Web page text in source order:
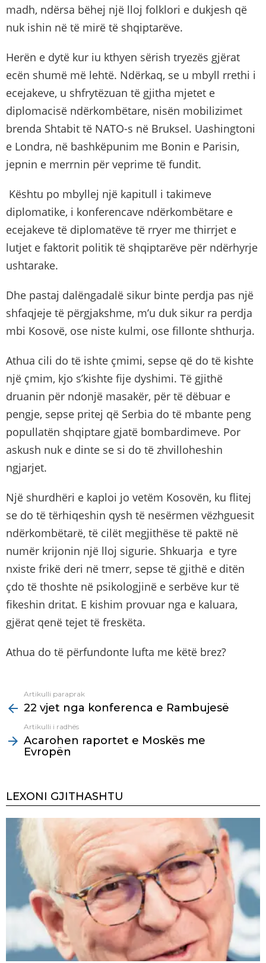
madh, ndërsa bëhej një lloj folklori e dukjesh që
nuk ishin në të mirë të shqiptarëve.
Herën e dytë kur iu kthyen sërish tryezës gjërat
ecën shumë më lehtë. Ndërkaq, se u mbyll rrethi i
ecejakeve, u shfrytëzuan të gjitha mjetet e
diplomacisë ndërkombëtare, nisën mobilizimet
brenda Shtabit të NATO-s në Bruksel. Uashingtoni
e Londra, në bashkëpunim me Bonin e Parisin,
jepnin e merrnin për veprime të fundit.
Kështu po mbyllej një kapitull i takimeve
diplomatike, i konferencave ndërkombëtare e
ecejakeve të diplomatëve të rryer me thirrjet e
lutjet e faktorit politik të shqiptarëve për ndërhyrje
ushtarake.
Dhe pastaj dalëngadalë sikur binte perdja pas një
shfaqjeje të përgjakshme, m’u duk sikur ra perdja
mbi Kosovë, ose niste kulmi, ose fillonte shthurja.
Athua cili do të ishte çmimi, sepse që do të kishte
një çmim, kjo s’kishte fije dyshimi. Të gjithë
druanin për ndonjë masakër, për të dëbuar e
pengje, sepse pritej që Serbia do të mbante peng
popullatën shqiptare gjatë bombardimeve. Por
askush nuk e dinte se si do të zhvilloheshin
ngjarjet.
Një shurdhëri e kaploi jo vetëm Kosovën, ku flitej
se do të tërhiqeshin qysh të nesërmen vëzhguesit
ndërkombëtarë, të cilët megjithëse të paktë në
numër krijonin një lloj sigurie. Shkuarja e tyre
nxiste frikë deri në tmerr, sepse të gjithë e ditën
çdo të thoshte në psikologjinë e serbëve kur të
fikeshin dritat. E kishim provuar nga e kaluara,
gjërat qenë tejet të freskëta.
Athua do të përfundonte lufta me këtë brez?
more
Artikulli paraprak
22 vjet nga konferenca e Rambujesë
Artikulli i radhës
Acarohen raportet e Moskës me
Evropën
LEXONI GJITHASHTU